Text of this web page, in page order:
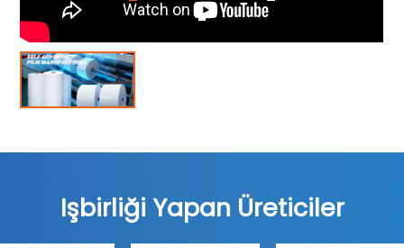
Işbirliği Yapan Üreticiler